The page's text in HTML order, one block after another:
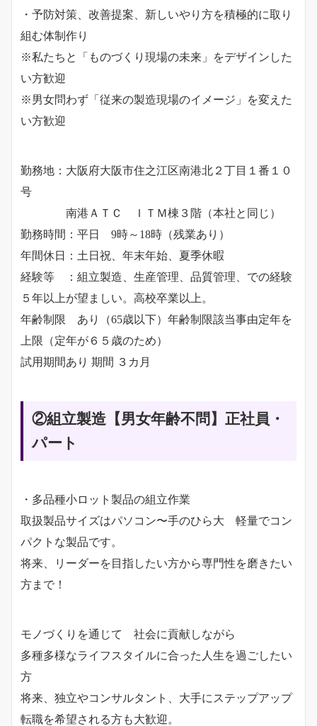
・予防対策、改善提案、新しいやり方を積極的に取り
組む体制作り
※私たちと「ものづくり現場の未来」をデザインした
い方歓迎
※男女問わず「従来の製造現場のイメージ」を変えた
い方歓迎
勤務地：大阪府大阪市住之江区南港北２丁目１番１０
号
南港ＡＴＣ ＩＴＭ棟３階（本社と同じ）
勤務時間：平日 9時～18時（残業あり）
年間休日：土日祝、年末年始、夏季休暇
経験等 ：組立製造、生産管理、品質管理、での経験
５年以上が望ましい。高校卒業以上。
年齢制限 あり（65歳以下）年齢制限該当事由定年を
上限（定年が６５歳のため）
試用期間あり 期間 ３カ月
②組立製造【男女年齢不問】 正社員・
パート
・多品種小ロット製品の組立作業
取扱製品サイズはパソコン〜手のひら大 軽量でコン
パクトな製品です。
将来、リーダーを目指したい方から専門性を磨きたい
方まで！
モノづくりを通じて 社会に貢献しながら
多種多様なライフスタイルに合った人生を過ごしたい
方
将来、独立やコンサルタント、大手にステップアップ
転職を希望される方も大歓迎。